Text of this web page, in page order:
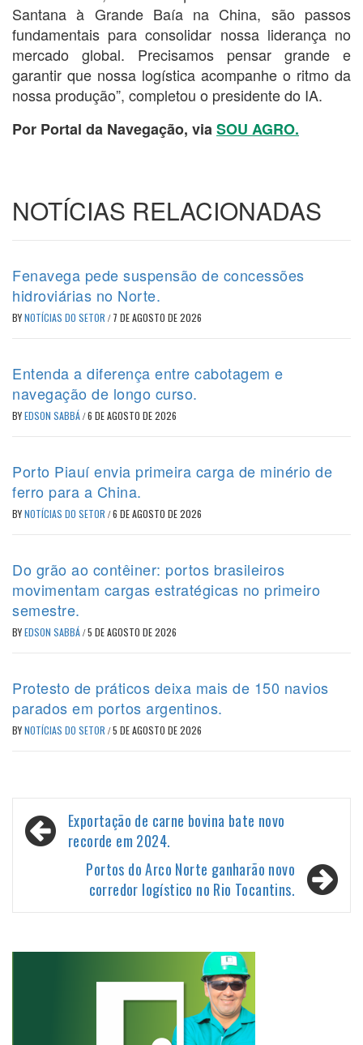
Santana à Grande Baía na China, são passos
fundamentais para consolidar nossa liderança no
mercado global. Precisamos pensar grande e
garantir que nossa logística acompanhe o ritmo da
nossa produção”, completou o presidente do IA.
Por Portal da Navegação, viaSOU AGRO.
NOTÍCIAS RELACIONADAS
Fenavega pede suspensão de concessões
hidroviárias no Norte.
BYNOTÍCIAS DO SETOR / 7 DE AGOSTO DE 2026
Entenda a diferença entre cabotagem e
navegação de longo curso.
BYEDSON SABBÁ/6 DE AGOSTO DE 2026
Porto Piauí envia primeira carga de minério de
ferro para a China.
BYNOTÍCIAS DO SETOR /6 DE AGOSTO DE 2026
Do grão ao contêiner: portos brasileiros
movimentam cargas estratégicas no primeiro
semestre.
BYEDSON SABBÁ/5 DE AGOSTO DE 2026
Protesto de práticos deixa mais de 150 navios
parados em portos argentinos.
BYNOTÍCIAS DO SETOR /5 DE AGOSTO DE 2026
Navegação
de
Exportação de carne bovina bate novo
recorde em 2024.
Portos do Arco Norte ganharão novo
corredor logístico no Rio Tocantins.